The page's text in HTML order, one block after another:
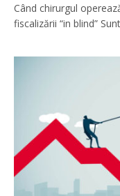
Când chirurgul
fiscalizării “in blind”